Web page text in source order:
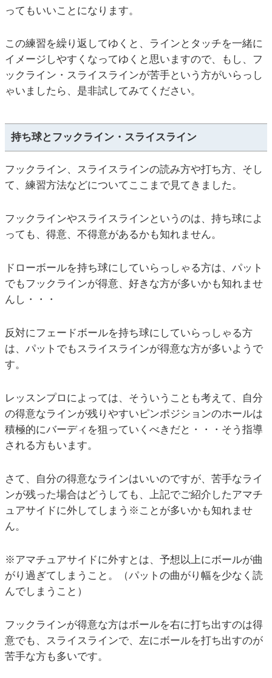
ってもいいことになります。
この練習を繰り返してゆくと、ラインとタッチを一緒に
イメージしやすくなってゆくと思いますので、もし、フ
ックライン・スライスラインが苦手という方がいらっし
ゃいましたら、是非試してみてください。
持ち球とフックライン・スライスライン
フックライン、スライスラインの読み方や打ち方、そし
て、練習方法などについてここまで見てきました。
フックラインやスライスラインというのは、持ち球によ
っても、得意、不得意があるかも知れません。
ドローボールを持ち球にしていらっしゃる方は、パット
でもフックラインが得意、好きな方が多いかも知れませ
んし・・・
反対にフェードボールを持ち球にしていらっしゃる方
は、パットでもスライスラインが得意な方が多いようで
す。
レッスンプロによっては、そういうことも考えて、自分
の得意なラインが残りやすいピンポジションのホールは
積極的にバーディを狙っていくべきだと・・・そう指導
される方もいます。
さて、自分の得意なラインはいいのですが、苦手なライ
ンが残った場合はどうしても、上記でご紹介したアマチ
ュアサイドに外してしまう※ことが多いかも知れませ
ん。
※アマチュアサイドに外すとは、予想以上にボールが曲
がり過ぎてしまうこと。（パットの曲がり幅を少なく読
んでしまうこと）
フックラインが得意な方はボールを右に打ち出すのは得
意でも、スライスラインで、左にボールを打ち出すのが
苦手な方も多いです。